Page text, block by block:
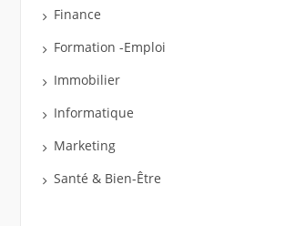
Finance
Formation -Emploi
Immobilier
Informatique
Marketing
Santé & Bien-Être